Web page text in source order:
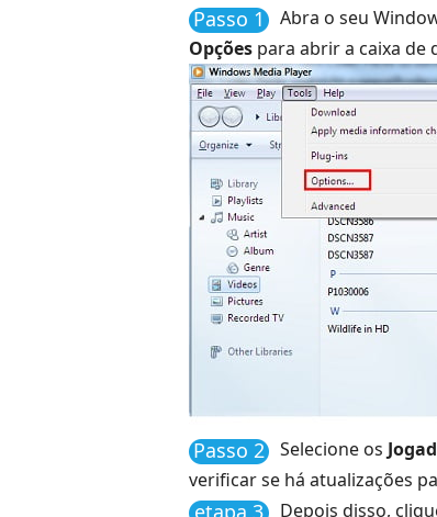
Passo 1 Abra o seu
Opções para abrir a caixa de
Passo 2 Selecione os
verificar se há atualizações
etapa 3 Depois disso,